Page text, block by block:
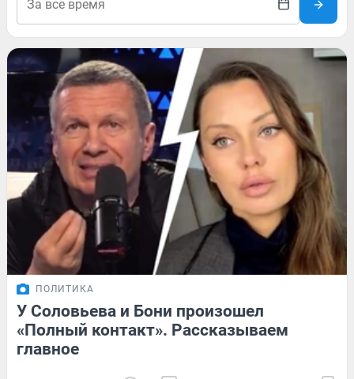
ПОЛИТИКА
У Соловьева и Бони произошел
«Полный контакт». Рассказываем
главное